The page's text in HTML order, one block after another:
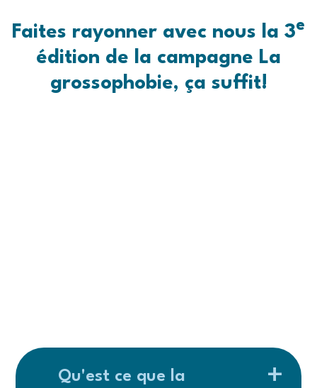
Faites rayonner avec nous la 3e
édition de la campagne La
grossophobie, ça suffit!
Qu'est ce que la